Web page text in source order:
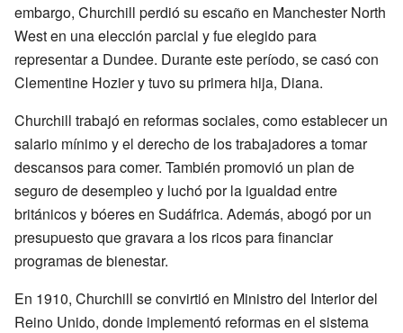
embargo, Churchill perdió su escaño en Manchester North
West en una elección parcial y fue elegido para
representar a Dundee. Durante este período, se casó con
Clementine Hozier y tuvo su primera hija, Diana.
Churchill trabajó en reformas sociales, como establecer un
salario mínimo y el derecho de los trabajadores a tomar
descansos para comer. También promovió un plan de
seguro de desempleo y luchó por la igualdad entre
británicos y bóeres en Sudáfrica. Además, abogó por un
presupuesto que gravara a los ricos para financiar
programas de bienestar.
En 1910, Churchill se convirtió en Ministro del Interior del
Reino Unido, donde implementó reformas en el sistema